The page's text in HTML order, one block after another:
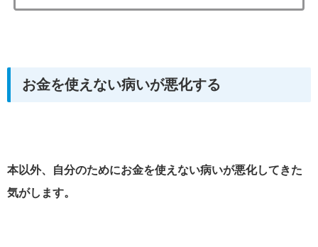
お金を使えない病いが悪化する
本以外、自分のためにお金を使えない病いが悪化してきた
気がします。